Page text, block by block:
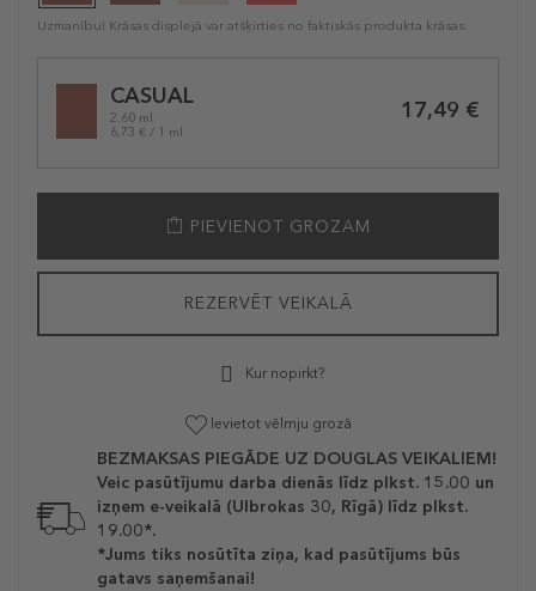
Uzmanību! Krāsas displejā var atšķirties no faktiskās produkta krāsas.
variationCASUAL
2.60 ml
6,73 € / 1 ml
17,49 €
PIEVIENOT GROZAM
REZERVĒT VEIKALĀ
Kur nopirkt?
Ievietot vēlmju grozā
BEZMAKSAS PIEGĀDE UZ DOUGLAS VEIKALIEM!
Veic pasūtījumu darba dienās līdz plkst. 15.00 un
izņem e-veikalā (Ulbrokas 30, Rīgā) līdz plkst.
19.00*.
*Jums tiks nosūtīta ziņa, kad pasūtījums būs
gatavs saņemšanai!